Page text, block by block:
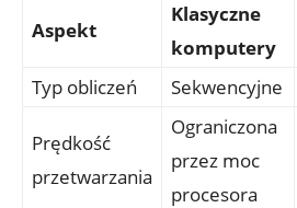
Aspekt
Klasyczne
komputery
Typ obliczeń
Sekwencyjne
Prędkość
przetwarzania
Ograniczona
przez moc
procesora